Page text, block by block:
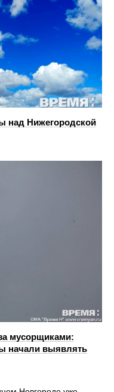
над Нижегородской
мусорщиками:
начали выявлять